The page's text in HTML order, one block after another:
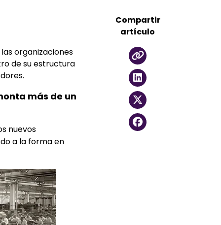
organizaciones
de su estructura
más de un
nuevos
a la forma en
Compartir
artículo